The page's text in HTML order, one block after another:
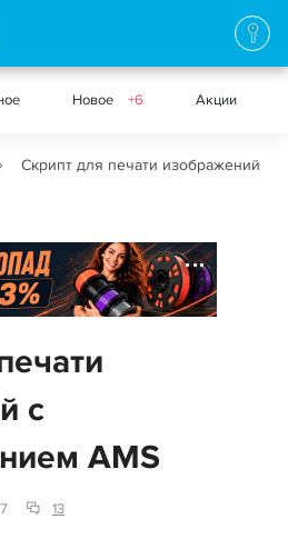
Новое +6 Акции
Скрипт для печати изображений
с
AMS
13